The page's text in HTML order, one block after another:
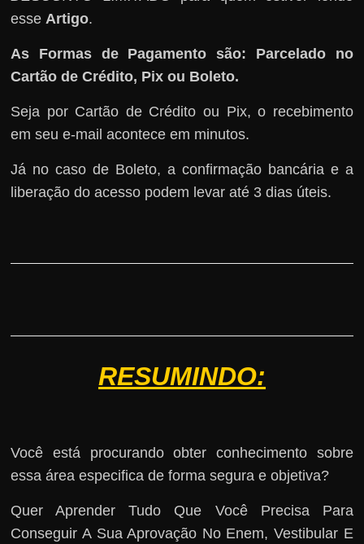
esse Artigo.
As Formas de Pagamento são: Parcelado no
Cartão de Crédito, Pix ou Boleto.
Seja por Cartão de Crédito ou Pix, o recebimento
em seu e-mail acontece em minutos.
Já no caso de Boleto, a confirmação bancária e a
liberação do acesso podem levar até 3 dias úteis.
RESUMINDO:
Você está procurando obter conhecimento sobre
essa área especifica de forma segura e objetiva?
Quer Aprender Tudo Que Você Precisa Para
Conseguir A Sua Aprovação No Enem, Vestibular E